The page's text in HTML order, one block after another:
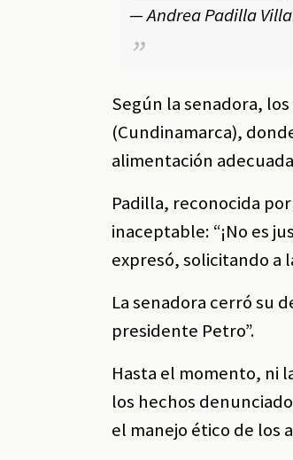
— Andrea Padilla
Según la senadora,
(Cundinamarca),
alimentación
Padilla, reconocida
inaceptable: “¡No es
expresó, solicitando a
La senadora cerró su
presidente Petro”.
Hasta el momento, ni
los hechos
el manejo ético de los